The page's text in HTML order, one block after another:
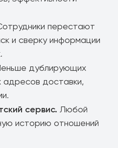
перестают
и сверку информации
дублирующих
адресов доставки,
сервис. Любой
историю отношений